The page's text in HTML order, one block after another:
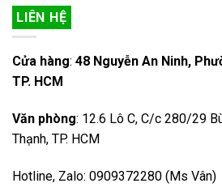
LIÊN HỆ
Cửa hàng: 48 Nguyễn An Ninh,
TP. HCM
Văn phòng: 12.6 Lô C, C/c 280/29
Thạnh, TP. HCM
Hotline, Zalo: 0909372280 (Ms Vân)